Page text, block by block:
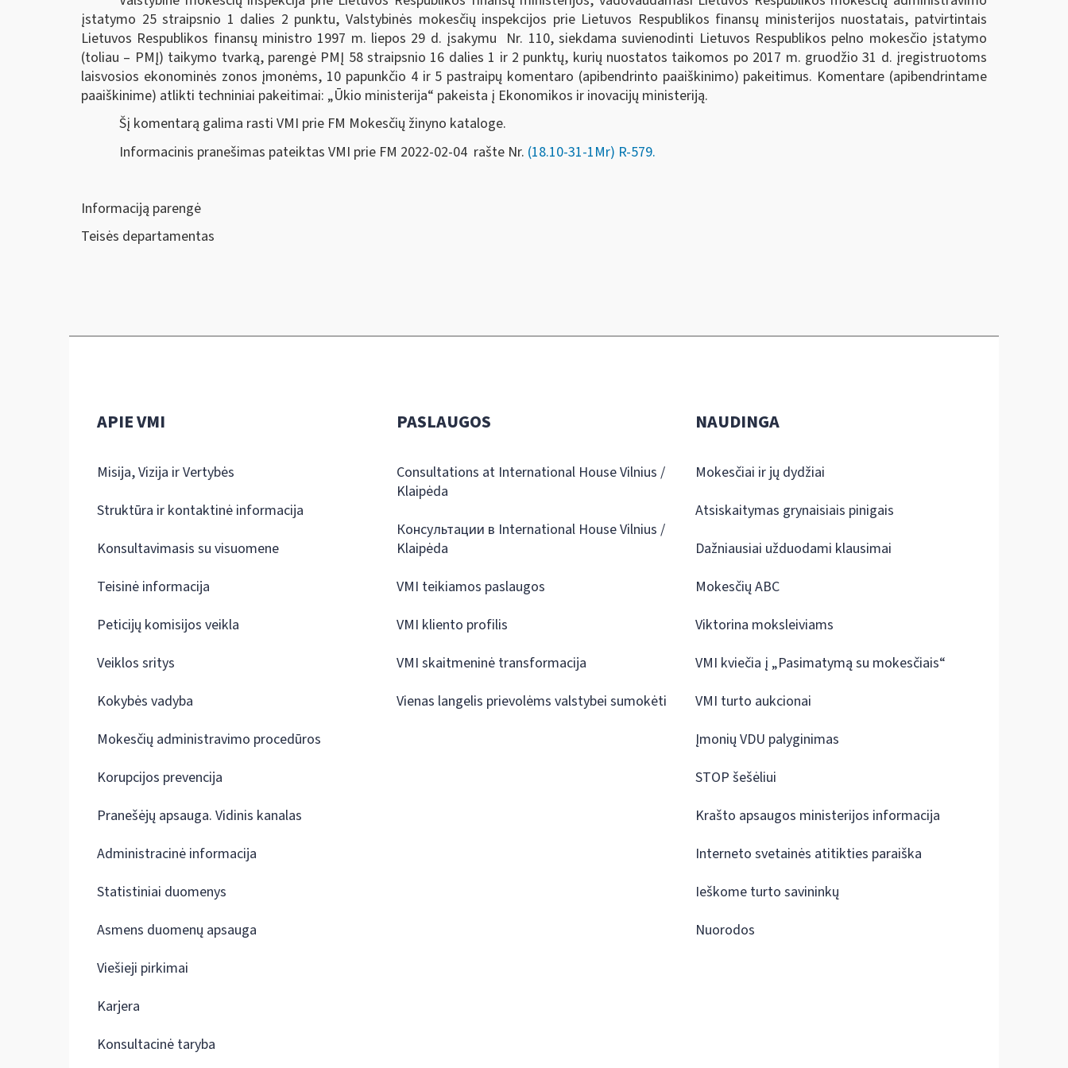
įstatymo 25 straipsnio 1 dalies 2 punktu, Valstybinės mokesčių inspekcijos prie Lietuvos Respublikos finansų ministerijos nuostatais, patvirtintais
Lietuvos Respublikos finansų ministro 1997 m. liepos 29 d. įsakymu Nr. 110, siekdama suvienodinti Lietuvos Respublikos pelno mokesčio įstatymo
(toliau – PMĮ) taikymo tvarką, parengė PMĮ 58 straipsnio 16 dalies 1 ir 2 punktų, kurių nuostatos taikomos po 2017 m. gruodžio 31 d. įregistruotoms
laisvosios ekonominės zonos įmonėms, 10 papunkčio 4 ir 5 pastraipų komentaro (apibendrinto paaiškinimo) pakeitimus. Komentare (apibendrintame
paaiškinime) atlikti techniniai pakeitimai: „Ūkio ministerija“ pakeista į Ekonomikos ir inovacijų ministeriją.
Šį komentarą galima rasti VMI prie FM Mokesčių žinyno kataloge.
Informacinis pranešimas pateiktas VMI prie FM 2022-02-04 rašte Nr. (18.10-31-1Mr) R-579.
Informaciją parengė
Teisės departamentas
APIE VMI
Misija, Vizija ir Vertybės
Struktūra ir kontaktinė informacija
Konsultavimasis su visuomene
Teisinė informacija
Peticijų komisijos veikla
Veiklos sritys
Kokybės vadyba
Mokesčių administravimo procedūros
Korupcijos prevencija
Pranešėjų apsauga. Vidinis kanalas
Administracinė informacija
Statistiniai duomenys
Asmens duomenų apsauga
Viešieji pirkimai
Karjera
Konsultacinė taryba
PASLAUGOS
Consultations at International House Vilnius /
Klaipėda
Консультации в International House Vilnius /
Klaipėda
VMI teikiamos paslaugos
VMI kliento profilis
VMI skaitmeninė transformacija
Vienas langelis prievolėms valstybei sumokėti
NAUDINGA
Mokesčiai ir jų dydžiai
Atsiskaitymas grynaisiais pinigais
Dažniausiai užduodami klausimai
Mokesčių ABC
Viktorina moksleiviams
VMI kviečia į „Pasimatymą su mokesčiais“
VMI turto aukcionai
Įmonių VDU palyginimas
STOP šešėliui
Krašto apsaugos ministerijos informacija
Interneto svetainės atitikties paraiška
Ieškome turto savininkų
Nuorodos